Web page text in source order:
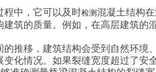
中，它可以及时检测 混凝土结构
筑的质量。例如，在高层建筑的
移，建筑结构会受到自然环境
化情况。如果裂缝宽度超过了安